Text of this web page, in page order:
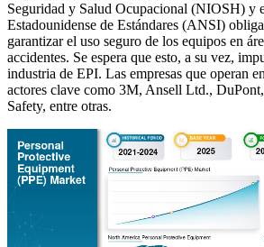
Seguridad y Salud Ocupacional (NIOSH) y
Estadounidense de Estándares (ANSI)
garantizar el uso seguro de los equipos en
accidentes. Se espera que esto, a su vez,
industria de EPI. Las empresas que operan
actores clave como 3M, Ansell Ltd.,
Safety, entre otras.